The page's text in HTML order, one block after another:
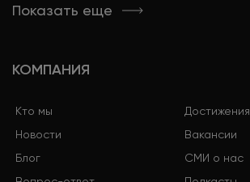
Показать еще
КОМПАНИЯ
Кто мы
Достижения
Новости
Вакансии
Блог
СМИ о нас